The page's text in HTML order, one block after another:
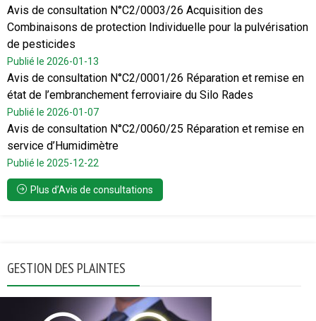
Avis de consultation N°C2/0003/26 Acquisition des
Combinaisons de protection Individuelle pour la pulvérisation
de pesticides
Publié le 2026-01-13
Avis de consultation N°C2/0001/26 Réparation et remise en
état de l’embranchement ferroviaire du Silo Rades
Publié le 2026-01-07
Avis de consultation N°C2/0060/25 Réparation et remise en
service d’Humidimètre
Publié le 2025-12-22
Plus d’Avis de consultations
GESTION DES PLAINTES